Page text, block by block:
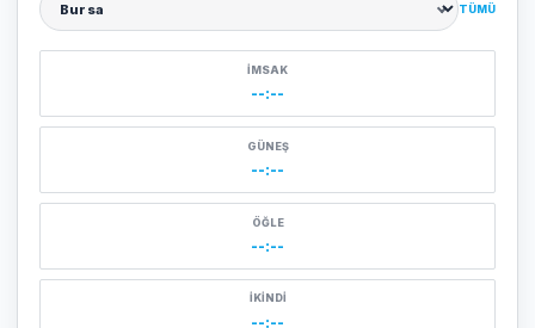
Şehir seçin
TÜMÜ
İMSAK
--:--
GÜNEŞ
--:--
ÖĞLE
--:--
İKINDI
--:--